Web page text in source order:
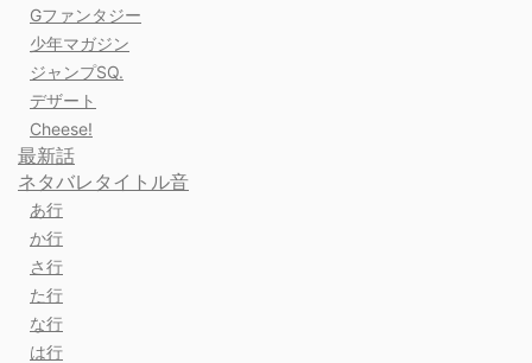
Gファンタジー
少年マガジン
ジャンプSQ.
デザート
Cheese!
最新話
ネタバレタイトル音
あ行
か行
さ行
た行
な行
は行